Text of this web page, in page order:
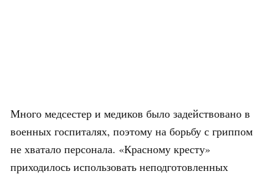
Много медсестер и медиков было задействовано в
военных госпиталях, поэтому на борьбу с гриппом
не хватало персонала. «Красному кресту»
приходилось использовать неподготовленных